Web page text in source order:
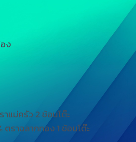
ง
แม่ครัว 2 ช้อนโต๊ะ
ราฉลากทอง 1 ช้อนโต๊ะ